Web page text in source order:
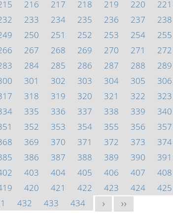
216 217 218 219 220 221
233 234 235 236 237 238
250 251 252 253 254 255
267 268 269 270 271 272
284 285 286 287 288 289
301 302 303 304 305 306
318 319 320 321 322 323
335 336 337 338 339 340
352 353 354 355 356 357
369 370 371 372 373 374
386 387 388 389 390 391
403 404 405 406 407 408
420 421 422 423 424 425
432 433 434 > >>